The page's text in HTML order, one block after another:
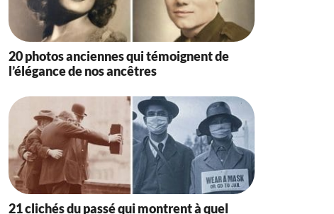
20 photos anciennes qui témoignent de
l’élégance de nos ancêtres
21 clichés du passé qui montrent à quel